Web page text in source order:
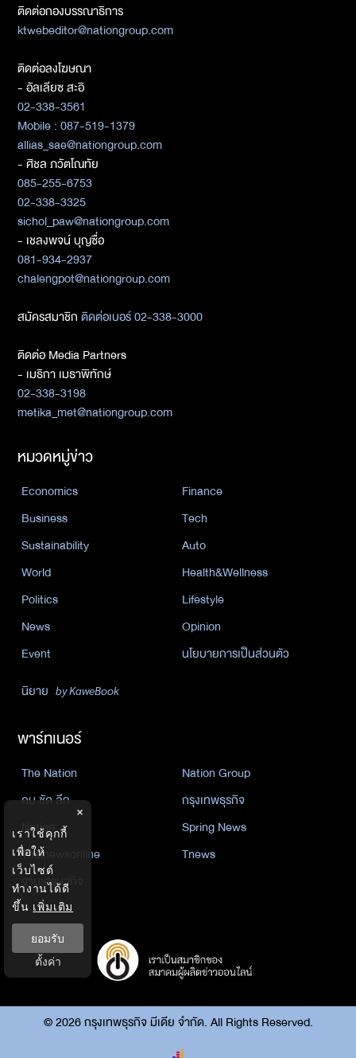
ติดต่อกองบรรณาธิการ
ktwebeditor@nationgroup.com
ติดต่อลงโฆษณา
- อัลเลียซ สะอิ
02-338-3561
Mobile : 087-519-1379
allias_sae@nationgroup.com
- ศิชล ภวัตโณทัย
085-255-6753
02-338-3325
sichol_paw@nationgroup.com
- เชลงพจน์ บุญซื่อ
081-934-2937
chalengpot@nationgroup.com
สมัครสมาชิกติดต่อเบอร์ 02-338-3000
ติดต่อ Media Partners
- เมธิกา เมธาพิทักษ์
02-338-3198
metika_met@nationgroup.com
หมวดหมู่ข่าว
Economics
Finance
Business
Tech
Sustainability
Auto
World
Health&Wellness
Politics
Lifestyle
News
Opinion
Event
นโยบายการเป็นส่วนตัว
นิยาย by KaweBook
พาร์ทเนอร์
The Nation
Nation Group
คม ชัด ลึก
กรุงเทพธุรกิจ
Nation
Spring News
Thainewsonline
Tnews
ฐานเศรษฐกิจ
©2026กรุงเทพธุรกิจ มีเดีย จำกัด. All Rights Reserved.
×
เราใช้คุกกี้
เพื่อให้
เว็บไซต์
ทำงานได้ดี
ขึ้น เพิ่มเติม
ยอมรับ
ตั้งค่า